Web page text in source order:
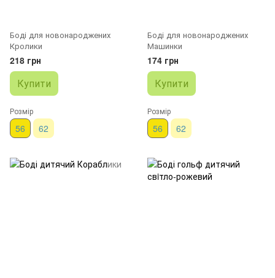
Боді для новонароджених
Кролики
218 грн
Купити
Розмір
56 62
Боді для новонароджених
Машинки
174 грн
Купити
Розмір
56 62